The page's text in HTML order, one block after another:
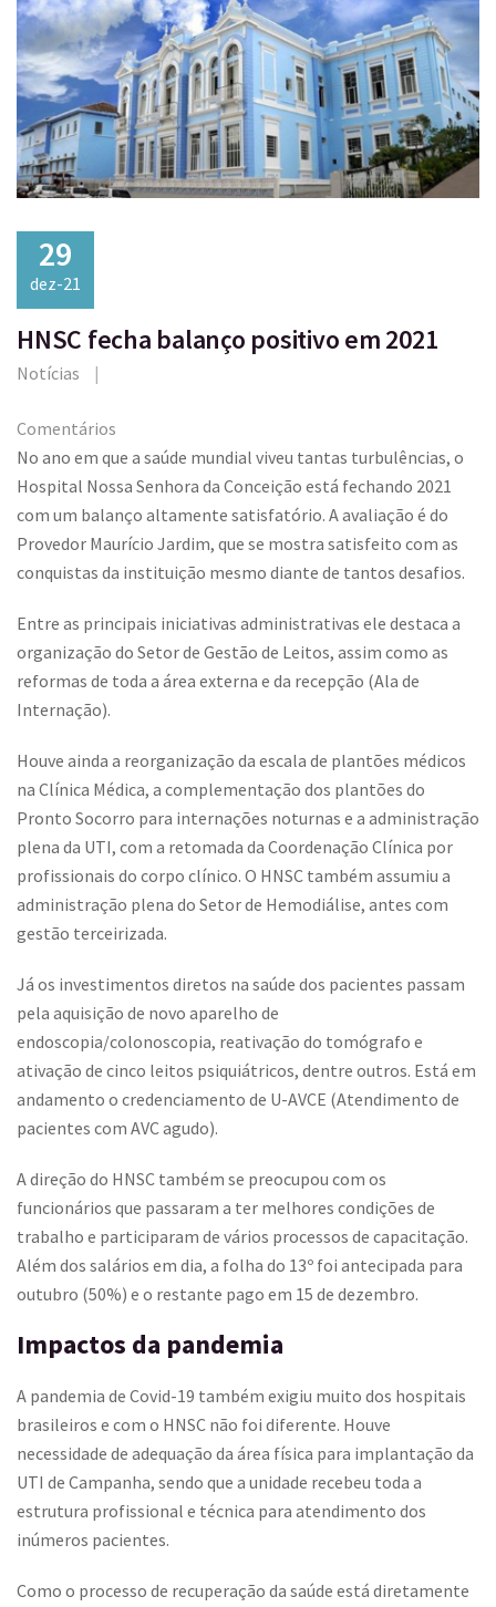
29
dez-21
HNSC fecha balanço positivo em 2021
Notícias
Comentários
No ano em que a saúde mundial viveu tantas turbulências, o
Hospital Nossa Senhora da Conceição está fechando 2021
com um balanço altamente satisfatório. A avaliação é do
Provedor Maurício Jardim, que se mostra satisfeito com as
conquistas da instituição mesmo diante de tantos desafios.
Entre as principais iniciativas administrativas ele destaca a
organização do Setor de Gestão de Leitos, assim como as
reformas de toda a área externa e da recepção (Ala de
Internação).
Houve ainda a reorganização da escala de plantões médicos
na Clínica Médica, a complementação dos plantões do
Pronto Socorro para internações noturnas e a administração
plena da UTI, com a retomada da Coordenação Clínica por
profissionais do corpo clínico. O HNSC também assumiu a
administração plena do Setor de Hemodiálise, antes com
gestão terceirizada.
Já os investimentos diretos na saúde dos pacientes passam
pela aquisição de novo aparelho de
endoscopia/colonoscopia, reativação do tomógrafo e
ativação de cinco leitos psiquiátricos, dentre outros. Está em
andamento o credenciamento de U-AVCE (Atendimento de
pacientes com AVC agudo).
A direção do HNSC também se preocupou com os
funcionários que passaram a ter melhores condições de
trabalho e participaram de vários processos de capacitação.
Além dos salários em dia, a folha do 13º foi antecipada para
outubro (50%) e o restante pago em 15 de dezembro.
Impactos da pandemia
A pandemia de Covid-19 também exigiu muito dos hospitais
brasileiros e com o HNSC não foi diferente. Houve
necessidade de adequação da área física para implantação da
UTI de Campanha, sendo que a unidade recebeu toda a
estrutura profissional e técnica para atendimento dos
inúmeros pacientes.
Como o processo de recuperação da saúde está diretamente